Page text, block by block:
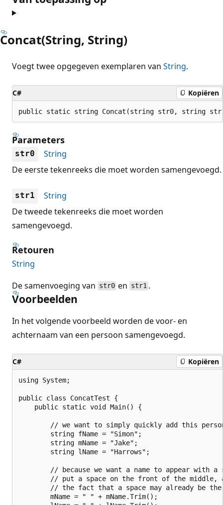
Concat(String, String)
Voegt twee opgegeven exemplaren van String.
C# Kopiëren
public static string Concat(string str0, string
Parameters
str0
String
De eerste tekenreeks die moet worden samengevoegd.
str1
String
De tweede tekenreeks die moet worden
samengevoegd.
Retouren
String
De samenvoeging van str0 en str1.
Voorbeelden
In het volgende voorbeeld worden de voor- en
achternaam van een persoon samengevoegd.
C# Kopiëren
using System;
public class ConcatTest {
    public static void Main() {
// we want to simply quickly add this
        string fName = "Simon";
        string mName = "Jake";
        string lName = "Harrows";
// because we want a name to appear with a
// put a space on the front of the middle,
// the fact that a space may already be
        mName = " " + mName.Trim();